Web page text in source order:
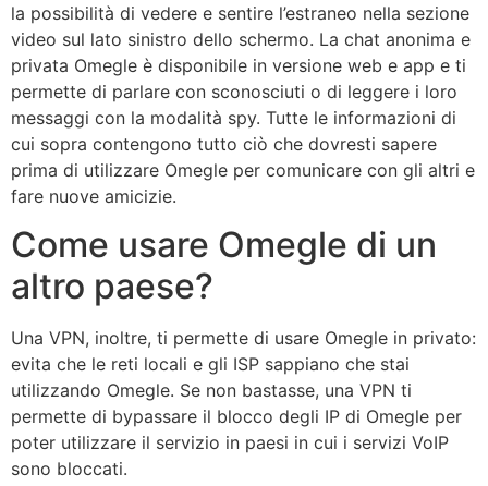
la possibilità di vedere e sentire l’estraneo nella sezione
video sul lato sinistro dello schermo. La chat anonima e
privata Omegle è disponibile in versione web e app e ti
permette di parlare con sconosciuti o di leggere i loro
messaggi con la modalità spy. Tutte le informazioni di
cui sopra contengono tutto ciò che dovresti sapere
prima di utilizzare Omegle per comunicare con gli altri e
fare nuove amicizie.
Come usare Omegle di un
altro paese?
Una VPN, inoltre, ti permette di usare Omegle in privato:
evita che le reti locali e gli ISP sappiano che stai
utilizzando Omegle. Se non bastasse, una VPN ti
permette di bypassare il blocco degli IP di Omegle per
poter utilizzare il servizio in paesi in cui i servizi VoIP
sono bloccati.